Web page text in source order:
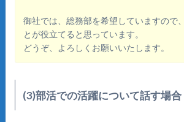
御社では、総務部を希望していますので
とが役立てると思っています。
どうぞ、よろしくお願いいたします。
(3)部活での活躍について話す場合